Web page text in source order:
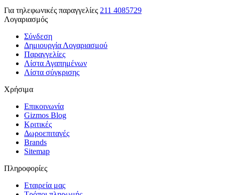
Για τηλεφωνικές παραγγελίες 211 4085729
Λογαριασμός
Σύνδεση
Δημιουργία Λογαριασμού
Παραγγελίες
Λίστα Αγαπημένων
Λίστα σύγκρισης
Χρήσιμα
Επικοινωνία
Gizmos Blog
Κριτικές
Δωροεπιταγές
Brands
Sitemap
Πληροφορίες
Εταιρεία μας